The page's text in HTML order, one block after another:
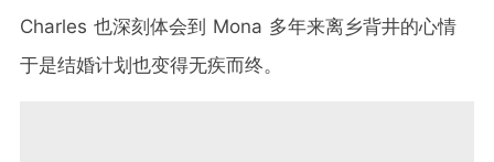
Charles 也深刻体会到 Mona 多年来离乡背井的心情
于是结婚计划也变得无疾而终。